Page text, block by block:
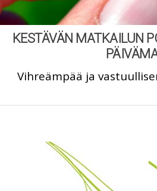
KESTÄVÄN MATKAILUN
Vihreämpää ja